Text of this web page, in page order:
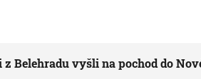
Belehradu vyšli na pochod do